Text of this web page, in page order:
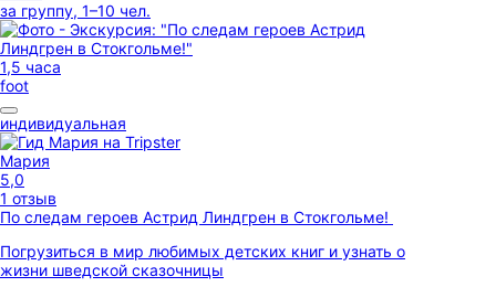
за группу, 1–10 чел.
1,5 часа
foot
индивидуальная
Мария
5,0
1 отзыв
По следам героев Астрид Линдгрен в Стокгольме!
Погрузиться в мир любимых детских книг и узнать о
жизни шведской сказочницы